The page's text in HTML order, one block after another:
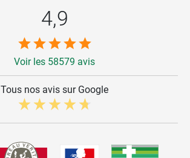
4,9
Voir les 58579 avis
Tous nos avis sur Google